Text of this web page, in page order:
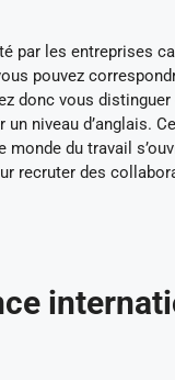
par les entreprises
pouvez
donc vous
un niveau d’anglais.
du travail
recruter des